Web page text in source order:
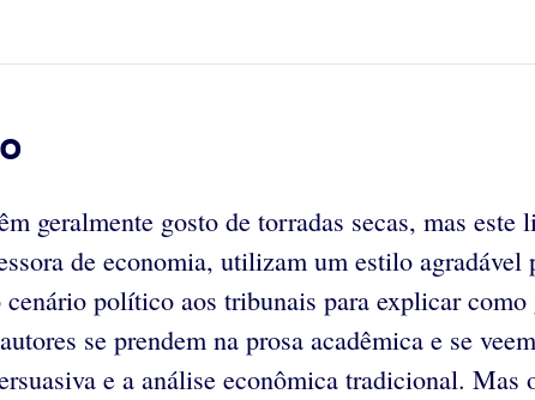
geralmente gosto de torradas secas, mas
de economia, utilizam um estilo agradável
político aos tribunais para explicar
se prendem na prosa acadêmica e se
e a análise econômica tradicional.